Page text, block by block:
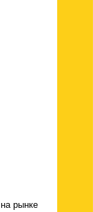
рынке